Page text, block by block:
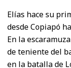
Elías hace su
desde Copiapó
En la
de teniente del
en la batalla de